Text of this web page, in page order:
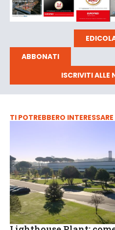
ABBONATI
ISCRIVITI ALLE
TI POTREBBERO INTERESSARE